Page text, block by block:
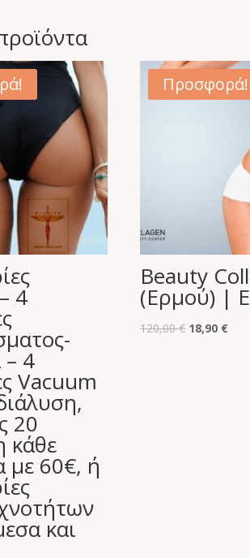
4
4
Vacuum
20
κάθε
με 60€, ή
και
Προσφορά!
Beauty
(Ερμού) |
120,00€ Original
18,90 €